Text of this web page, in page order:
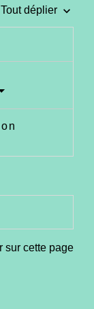
Tout déplier keyboard_arrow_down
sur cette page